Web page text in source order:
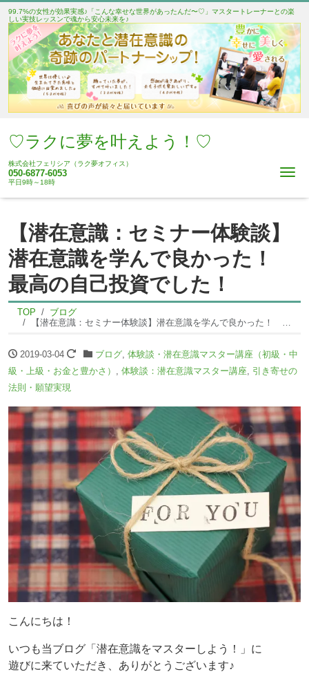
99.7%の女性が効果実感♪「こんな幸せな世界があったんだ〜♡」マスタートレーナーとの楽
しい実技レッスンで魂から安心未来を♪
♡ラクに夢を叶えよう！♡
株式会社フェリシア（ラク夢オフィス）
050-6877-6053
平日9時～18時
【潜在意識：セミナー体験談】
潜在意識を学んで良かった！
最高の自己投資でした！
TOP
ブログ
【潜在意識：セミナー体験談】潜在意識を学んで良かった！ 最高の自己投資でした！
2019-03-04 ブログ, 体験談・潜在意識マスター講座（初級・中
級・上級・お金と豊かさ）
体験談：潜在意識マスター講座 引き寄せの
法則・願望実現
こんにちは！
いつも当ブログ「潜在意識をマスターしよう！」に
遊びに来ていただき、ありがとうございます♪